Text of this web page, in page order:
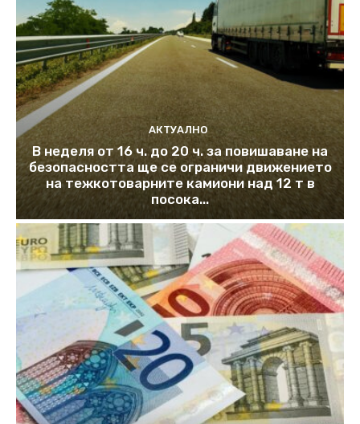
АКТУАЛНО
В неделя от 16 ч. до 20 ч. за повишаване на
безопасността ще се ограничи движението
на тежкотоварните камиони над 12 т в
посока...